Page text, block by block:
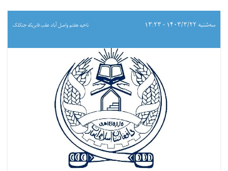
سه‌شنبه ۱۴۰۳/۳/۲۲ - ۱۳:۲۳ ناحیه هفتم واصل آباد عقب فابریکه جنکلک